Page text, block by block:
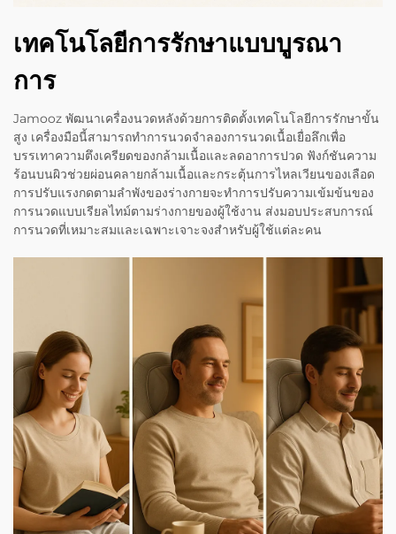
เทคโนโลยีการรักษาแบบบูรณา
การ
Jamooz พัฒนาเครื่องนวดหลังด้วยการติดตั้งเทคโนโลยีการรักษาขั้น
สูง เครื่องมือนี้สามารถทำการนวดจำลองการนวดเนื้อเยื่อลึกเพื่อ
บรรเทาความตึงเครียดของกล้ามเนื้อและลดอาการปวด ฟังก์ชันความ
ร้อนบนผิวช่วยผ่อนคลายกล้ามเนื้อและกระตุ้นการไหลเวียนของเลือด
การปรับแรงกดตามลำพังของร่างกายจะทำการปรับความเข้มข้นของ
การนวดแบบเรียลไทม์ตามร่างกายของผู้ใช้งาน ส่งมอบประสบการณ์
การนวดที่เหมาะสมและเฉพาะเจาะจงสำหรับผู้ใช้แต่ละคน